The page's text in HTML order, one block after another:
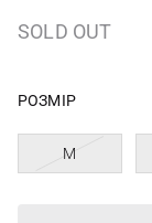
SOLD OUT
РОЗМІР
M